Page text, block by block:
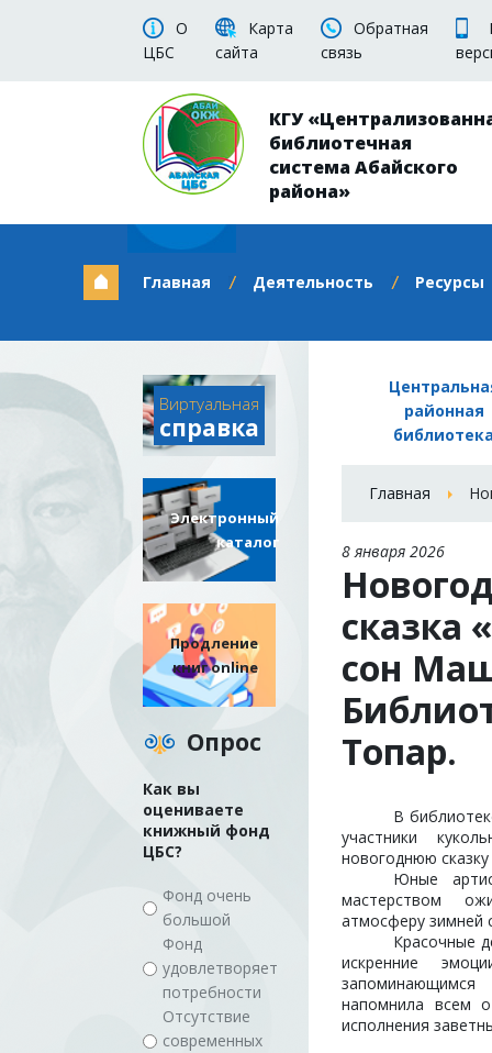
О
ЦБС
Карта
сайта
Обратная
связь
КГУ
библиотечная
система Абайского
района»
Главная Деятельность Ресурсы
Виртуальная
справка
Электронный
каталог
Продление
книг online
Опрос
Как вы
оцениваете
книжный фонд
ЦБС?
Фонд очень
большой
Фонд
удовлетворяет
потребности
Отсутствие
современных
районная
Главная
8 января 2026
сказка
сон
Топар.
В
участники
новогоднюю
Юные
мастерством
атмосферу зимней
Красочные
искренние
напомнила всем
исполнения